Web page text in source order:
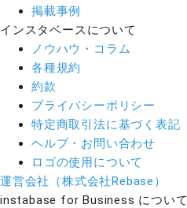
掲載事例
インスタベースについて
ノウハウ・コラム
各種規約
約款
プライバシーポリシー
特定商取引法に基づく表記
ヘルプ・お問い合わせ
ロゴの使用について
運営会社（株式会社Rebase）
instabase for Business について